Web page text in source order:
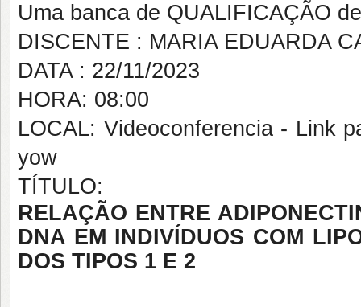
Uma banca de QUALIFICAÇÃO
DISCENTE : MARIA EDUARDA
DATA : 22/11/2023
HORA: 08:00
LOCAL: Videoconferencia - Link
yow
TÍTULO:
RELAÇÃO ENTRE
DNA EM INDIVÍDUOS COM
DOS TIPOS 1 E 2